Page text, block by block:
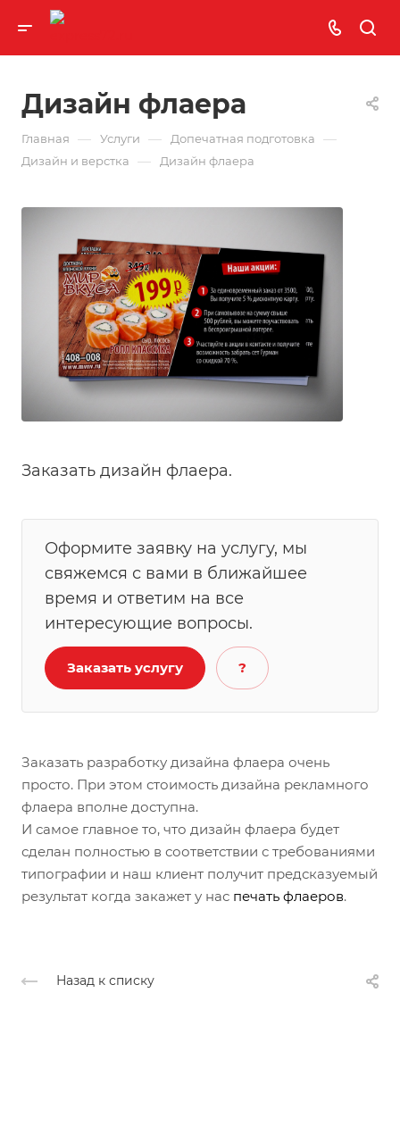
Дизайн флаера
Главная — Услуги — Допечатная подготовка —
Дизайн и верстка — Дизайн флаера
Заказать дизайн флаера.
Оформите заявку на услугу, мы
свяжемся с вами в ближайшее
время и ответим на все
интересующие вопросы.
Заказать услугу ?
Заказать разработку дизайна флаера очень
просто. При этом стоимость дизайна рекламного
флаера вполне доступна.
И самое главное то, что дизайн флаера будет
сделан полностью в соответствии с требованиями
типографии и наш клиент получит предсказуемый
результат когда закажет у нас печать флаеров.
Назад к списку